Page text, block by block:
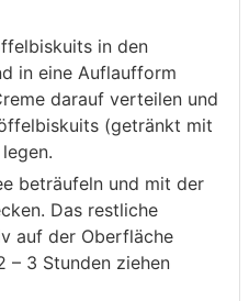
in den
in eine Auflaufform
darauf verteilen und
(getränkt mit
beträufeln und mit der
Das restliche
auf der Oberfläche
– 3 Stunden ziehen